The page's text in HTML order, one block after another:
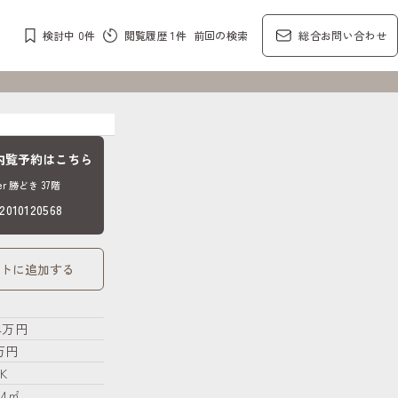
検討中 0件 閲覧履歴1件 前回の検索 総合お問い合わせ
予約はこちら
勝どき 37階
に追加する
円
円